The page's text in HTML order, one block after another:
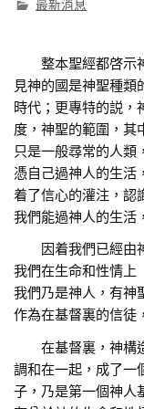
最新消息
整本聖經都啓示神
見神的國是神聖種類
時代；更專特的説，
度，神聖的範圍，其
只是一般尋常的人類
憑自己過神人的生活
着了信心的灌注，認
我們能過神人的生活
因着我們已經由神
我們在生命和性情上
我們乃是神人，有神
作為在基督裏的信徒
在基督裏，神構造
調和在一起，成了一
子，乃是第一個神人